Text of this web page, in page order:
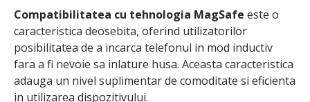
Compatibilitatea cu tehnologia MagSafe este o
caracteristica deosebita, oferind utilizatorilor
posibilitatea de a incarca telefonul in mod inductiv
fara a fi nevoie sa inlature husa. Aceasta caracteristica
adauga un nivel suplimentar de comoditate si eficienta
in utilizarea dispozitivului.